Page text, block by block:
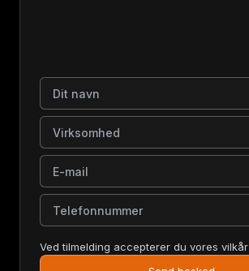
Dit navn
Virksomhed
E-mail
Telefonnummer
Ved tilmelding accepterer du vores vilkår